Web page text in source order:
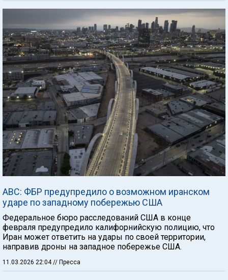
ABC: ФБР предупредило о возможном иранском
ударе по западному побережью США
Федеральное бюро расследований США в конце
февраля предупредило калифорнийскую полицию, что
Иран может ответить на удары по своей территории,
направив дроны на западное побережье США.
11.03.2026 22:04 // Пресса